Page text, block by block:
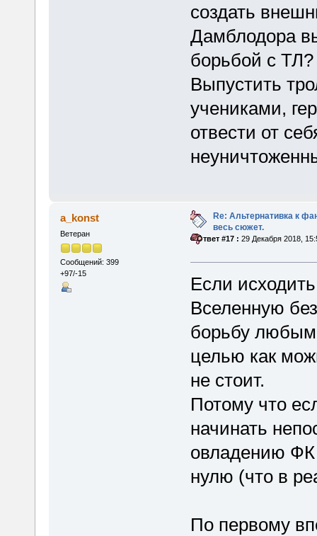
создать
Дамблодора
борьбой с ТЛ?
Выпустить
учениками,
отвести от
a_konst
Ветеран
Сообщений: 399
+97/-15
Re: Альтернативка к
весь сюжет.
«Ответ #17 : 29 Декабря 2018,
Если
Вселенную
борьбу
целью как
не стоит.
Потому что
начинать
овладению ФК
нулю (что в
По первому